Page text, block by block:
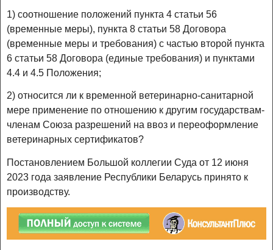
1) соотношение положений пункта 4 статьи 56
(временные меры), пункта 8 статьи 58 Договора
(временные меры и требования) с частью второй пункта
6 статьи 58 Договора (единые требования) и пунктами
4.4 и 4.5 Положения;
2) относится ли к временной ветеринарно-санитарной
мере применение по отношению к другим государствам-
членам Союза разрешений на ввоз и переоформление
ветеринарных сертификатов?
Постановлением Большой коллегии Суда от 12 июня
2023 года заявление Республики Беларусь принято к
производству.